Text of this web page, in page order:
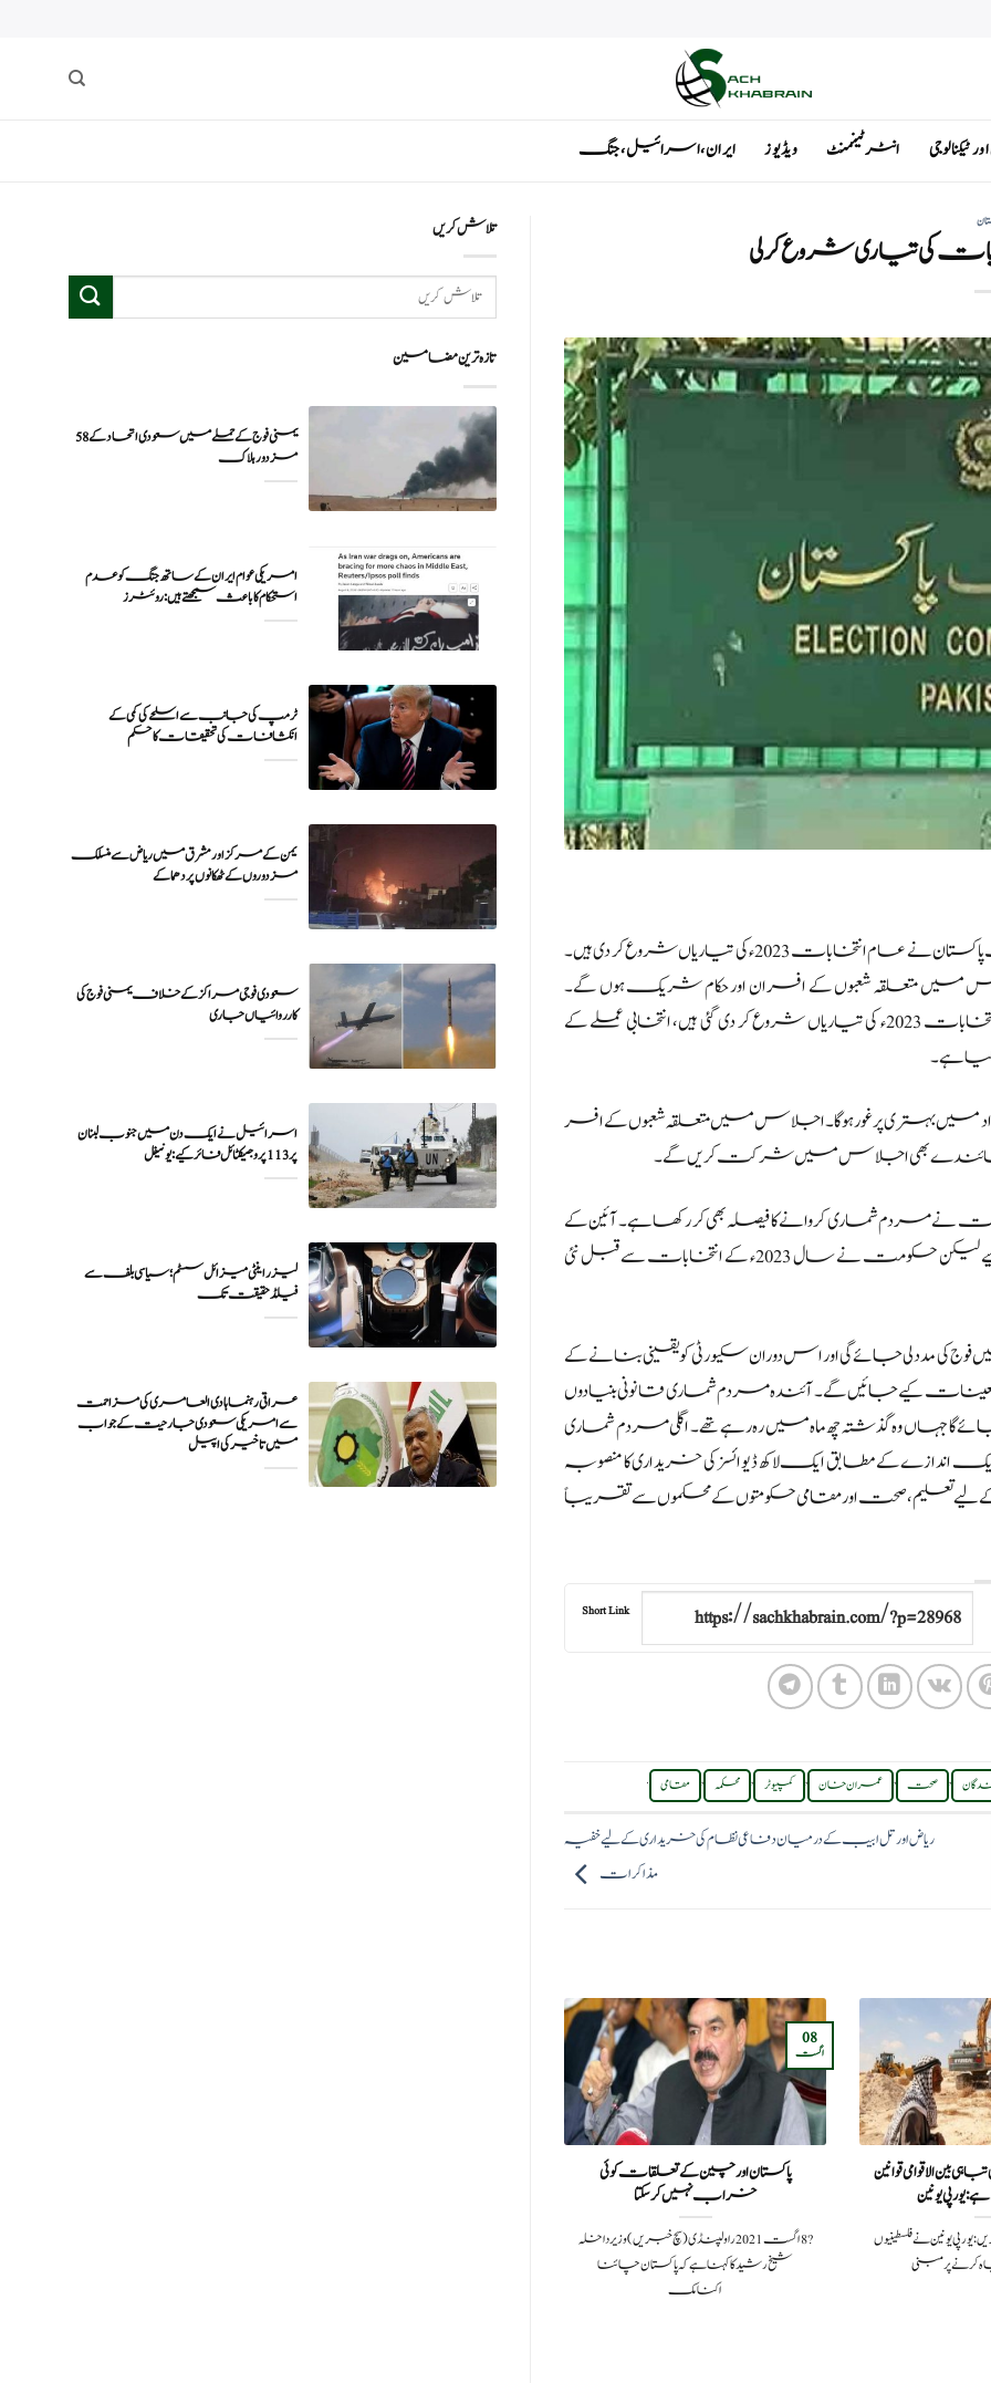
انٹرٹینمنٹ ویڈیوز ایران ، اسرائیل ، جنگ
تفصیلات کے مطابق الیکشن کمیشن آف پاکستان نے عام انتخابات 2023ء کی تیاریاں شروع کر دی ہیں۔
متعلقہ شعبوں کے افسران اور حکام شریک ہوں گے۔
میڈیا رپورٹ کے مطابق الیکشن کمیشن کی جانب سے عام انتخابات 2023ء کی تیاریاں شروع کر دی گئی ہیں، انتخابی عملے کے
گیا ہے۔
بہتری پر غور ہوگا۔ اجلاس میں متعلقہ شعبوں کے افسر
کے نمائندے بھی اجلاس میں شرکت کریں گے۔
قبل حکومت نے مردم شماری کروانے کا فیصلہ بھی کر رکھا ہے۔ آئین کے
مطابق ملک میں مردم شماری ہر 10 سال بعد ہونی چاہیے لیکن حکومت نے سال 2023ء کے انتخابات سے قبل نئی
مدد لی جائے گی اور اس دوران سکیورٹی کو یقینی بنانے کے
کیے جائیں گے۔ آئندہ مردم شماری قانونی بنیادوں
جہاں وہ گذشتہ چھ ماہ میں رہ رہے تھے۔ اگلی مردم شماری
کے مطابق ایک لاکھ ڈیوائسز کی خریداری کا منصوبہ
لیے تعلیم، صحت اور مقامی حکومتوں کے محکموں سے تقریباً
Short Link
, صحت , عمران خان , کمپیوٹر , محکمہ , مقامی .
ریاض اور تل ابیب کے درمیان دفاعی نظام کی خریداری کے لیے خفیہ
مذاکرات
بین الاقوامی قوانین
یونین
خبریں:یورپی یونین نے فلسطینیوں
کرنے پر مبنی
پاکستان اور چین کے تعلقات کوئی
خراب نہیں کر سکتا
?️ 8 اگست 2021راولپنڈی(سچ خبریں) وزیرداخلہ
شیخ رشید کا کہنا ہے کہ پاکستان چائنا
اکنامک
08
اگست
تلاش کریں
تازہ ترین مضامین
یمنی فوج کے حملے میں سعودی اتحاد کے 58
مزدور ہلاک
امریکی عوام ایران کے ساتھ جنگ کو عدم
ٹرمپ کی جانب سے اسلحے کی کمی کے
انکشافات کی تحقیقات کا حکم
یمن کے مرکز اور مشرق میں ریاض سے منسلک
مزدوروں کے ٹھکانوں پر دھماکے
سعودی فوجی مراکز کے خلاف یمنی فوج کی
اسرائیل نے ایک دن میں جنوب لبنان
پر 113 پروجیکٹائل فائر کیے: یونیفل
لیزر اینٹی میزائل سسٹم؛ سیاسی بلف سے
فیلڈ حقیقت تک
عراقی رہنما ہادی العامری کی مزاحمت
سے امریکی سعودی جارحیت کے جواب
میں تاخیر کی اپیل